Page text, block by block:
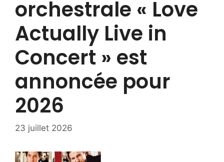
orchestrale « Love
Actually Live in
Concert » est
annoncée pour
2026
23 juillet 2026